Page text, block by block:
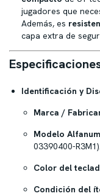
jugadores que
Además, es
capa extra de
Identificación y
Marca /
Modelo
03390400-R3M1).
Color del
Condición del